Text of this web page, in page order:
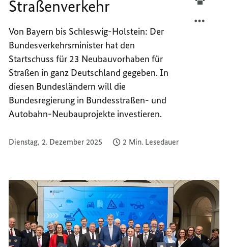
Straßenverkehr
Von Bayern bis Schleswig-Holstein: Der
Bundesverkehrsminister hat den
Startschuss für 23 Neubauvorhaben für
Straßen in ganz Deutschland gegeben. In
diesen Bundesländern will die
Bundesregierung in Bundesstraßen- und
Autobahn-Neubauprojekte investieren.
Dienstag, 2. Dezember 2025 2 Min. Lesedauer